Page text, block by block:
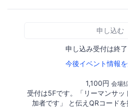
申し込む
申し込み受付は終
今後イベント情報
1,100円 会場
受付は5Fです。「リーマンサッ
加者です」 と伝えQRコードを